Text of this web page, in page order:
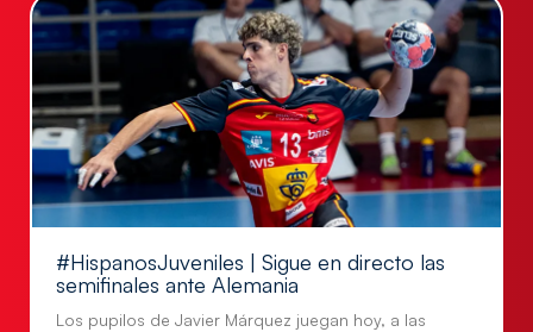
#HispanosJuveniles | Sigue en directo las
semifinales ante Alemania
Los pupilos de Javier Márquez juegan hoy, a las